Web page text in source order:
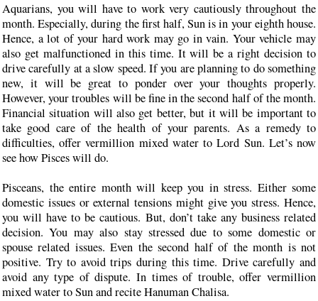
Aquarians, you will have to work very cautiously throughout the
month. Especially, during the first half, Sun is in your eighth house.
Hence, a lot of your hard work may go in vain. Your vehicle may
also get malfunctioned in this time. It will be a right decision to
drive carefully at a slow speed. If you are planning to do something
new, it will be great to ponder over your thoughts properly.
However, your troubles will be fine in the second half of the month.
Financial situation will also get better, but it will be important to
take good care of the health of your parents. As a remedy to
difficulties, offer vermillion mixed water to Lord Sun. Let’s now
see how Pisces will do.
Pisceans, the entire month will keep you in stress. Either some
domestic issues or external tensions might give you stress. Hence,
you will have to be cautious. But, don’t take any business related
decision. You may also stay stressed due to some domestic or
spouse related issues. Even the second half of the month is not
positive. Try to avoid trips during this time. Drive carefully and
avoid any type of dispute. In times of trouble, offer vermillion
mixed water to Sun and recite Hanuman Chalisa.